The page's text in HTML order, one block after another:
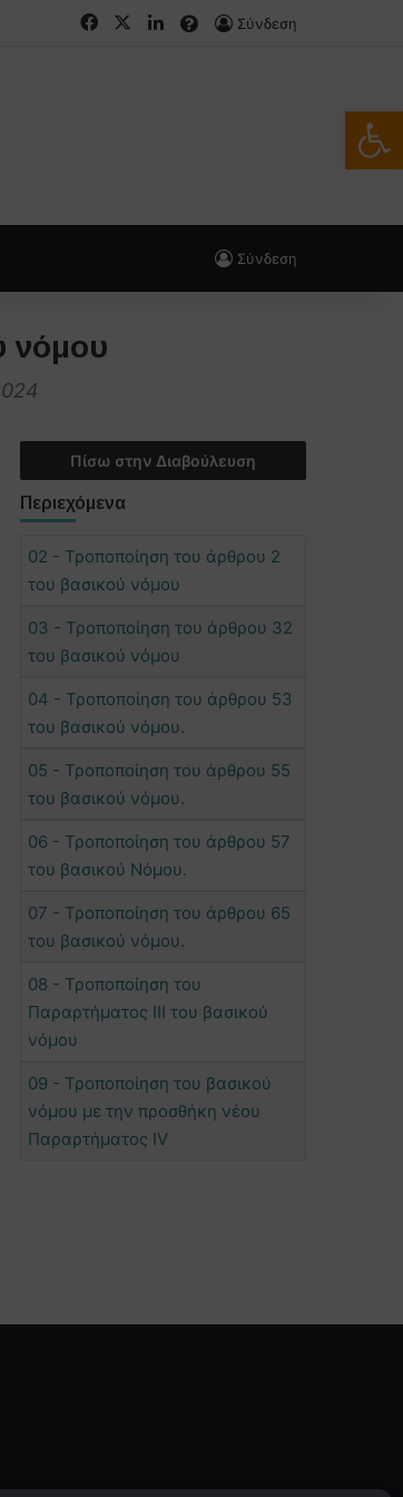
FacebookLinkedIn
FAQsΣύνδεση
Σύνδεση
νόμου
Πίσω στην Διαβούλευση
Περιεχόμενα
02 - Τροποποίηση του άρθρου 2
του βασικού νόμου
03 - Τροποποίηση του άρθρου 32
του βασικού νόμου
04 - Τροποποίηση του άρθρου 53
του βασικού νόμου.
05 - Τροποποίηση του άρθρου 55
του βασικού νόμου.
06 - Τροποποίηση του άρθρου 57
του βασικού Νόμου.
07 - Τροποποίηση του άρθρου 65
του βασικού νόμου.
08 - Τροποποίηση του
Παραρτήματος ΙΙΙ του βασικού
νόμου
09 - Τροποποίηση του βασικού
νόμου με την προσθήκη νέου
Παραρτήματος IV